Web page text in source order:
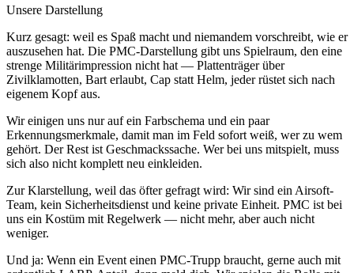
Unsere Darstellung
Kurz gesagt: weil es Spaß macht und niemandem vorschreibt, wie er
auszusehen hat. Die PMC-Darstellung gibt uns Spielraum, den eine
strenge Militärimpression nicht hat — Plattenträger über
Zivilklamotten, Bart erlaubt, Cap statt Helm, jeder rüstet sich nach
eigenem Kopf aus.
Wir einigen uns nur auf ein Farbschema und ein paar
Erkennungsmerkmale, damit man im Feld sofort weiß, wer zu wem
gehört. Der Rest ist Geschmackssache. Wer bei uns mitspielt, muss
sich also nicht komplett neu einkleiden.
Zur Klarstellung, weil das öfter gefragt wird: Wir sind ein Airsoft-
Team, kein Sicherheitsdienst und keine private Einheit. PMC ist bei
uns ein Kostüm mit Regelwerk — nicht mehr, aber auch nicht
weniger.
Und ja: Wenn ein Event einen PMC-Trupp braucht, gerne auch mit